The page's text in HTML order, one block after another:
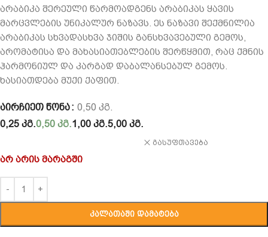
არაბიკა შერეული წარმოადგენს არაბიკას ყავის
მარცვლების უნიკალურ ნაზავს. ეს ნაზავი შექმნილია
არაბიკას სხვადასხვა ჯიშის განსხვავებული გემოს,
არომატისა და მახასიათებლების შერწყმით, რაც ქმნის
ჰარმონიულ და კარგად დაბალანსებულ გემოს.
ხასიათდება მუქი ქაფით.
ᲐᲘᲠᲩᲘᲔᲗ ᲬᲝᲜᲐ
0,50 ᲙᲒ.
0,25 კგ.0,50 კგ.1,00 კგ.5,00 კგ.
გასუფთავება
არ არის მარაგში
ᲙᲐᲚᲐᲗᲐᲨᲘ ᲓᲐᲛᲐᲢᲔᲑᲐ